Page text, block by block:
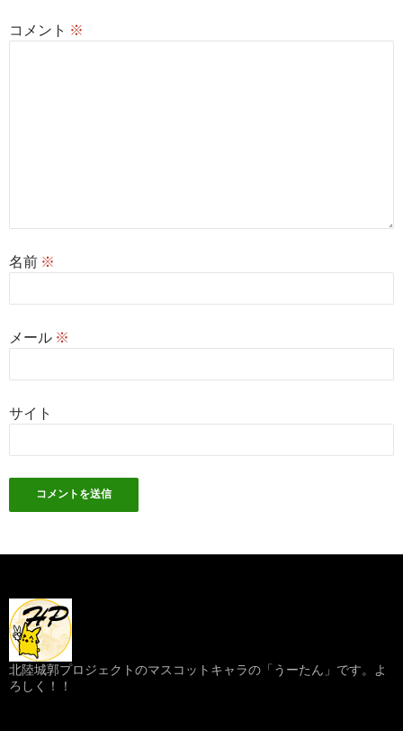
コメント ※
名前 ※
メール ※
サイト
北陸城郭プロジェクトのマスコットキャラの「うーたん」です。よ
ろしく！！